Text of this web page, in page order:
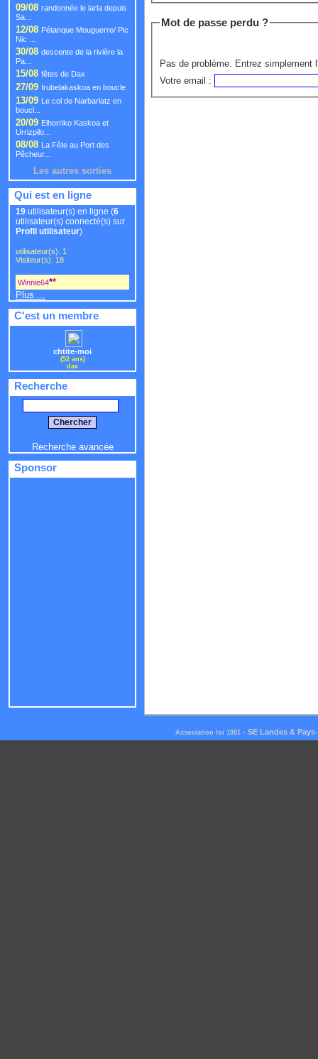
09/08 randonnée le larla depuis
Sa...
12/08 Pétanque Mouguerre/ Pic
Nic ...
30/08 descente de la rivière la
Pa...
15/08 fêtes de Dax
27/09 Irubelakaskoa en boucle
13/09 Le col de Narbarlatz en
boucl...
20/09 Elhorriko Kaskoa et
Urrizpilo...
08/08 La Fête au Port des
Pêcheur...
Les autres sorties
Qui est en ligne
19 utilisateur(s) en ligne (6
utilisateur(s) connecté(s) sur
Profil utilisateur)
utilisateur(s): 1
Visiteur(s): 18
Winnie64**
Plus ...
C'est un membre
chtite-moi
(52 ans)
dax
Recherche
Recherche avancée
Sponsor
Mot de passe perdu ?
Pas de problème. Entrez simplement
Votre email :
Association loi 1901 - SE Landes &